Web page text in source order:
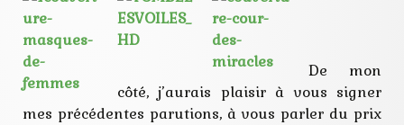
De mon
côté, j’aurais plaisir à vous signer
mes précédentes parutions, à vous parler du prix